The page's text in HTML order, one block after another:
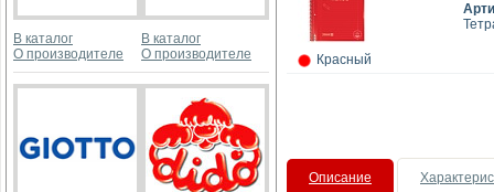
В каталог
О производителе
В каталог
О производителе
Красный
Описание